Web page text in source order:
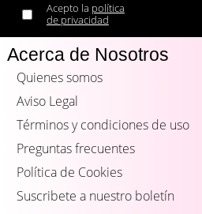
Acepto la política
de privacidad
Acerca de Nosotros
Quienes somos
Aviso Legal
Términos y condiciones de uso
Preguntas frecuentes
Política de Cookies
Suscribete a nuestro boletín